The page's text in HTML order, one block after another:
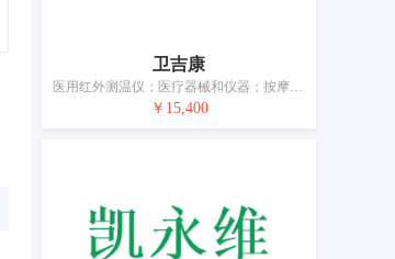
卫吉康
医用红外测温仪；医疗器械和仪器；按摩器械；电子血压计；艾灸器；血糖仪；助听器；医用防护服；口罩；矫形用物品
￥15,400